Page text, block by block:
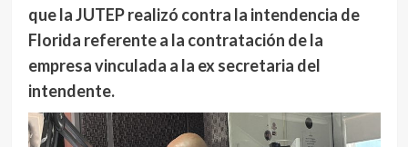
que la JUTEP realizó contra la intendencia de
Florida referente a la contratación de la
empresa vinculada a la ex secretaria del
intendente.